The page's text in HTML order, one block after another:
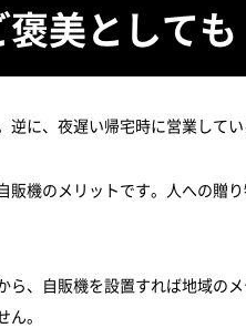
美としても
に、夜遅い帰宅時に営業して
機のメリットです。人への贈
、自販機を設置すれば地域の
。